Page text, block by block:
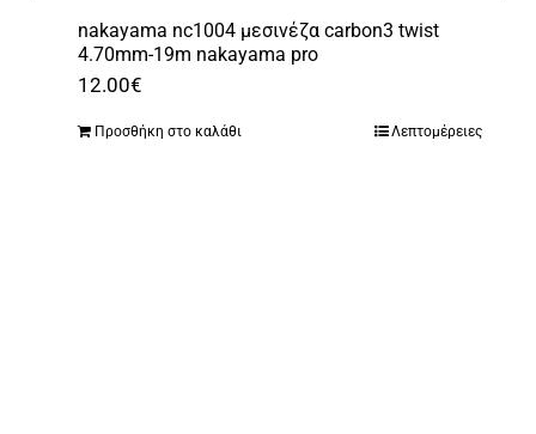
nakayama nc1004 μεσινέζα carbon3 twist
4.70mm-19m nakayama pro
12.00€
Προσθήκη στο καλάθι Λεπτομέρειες